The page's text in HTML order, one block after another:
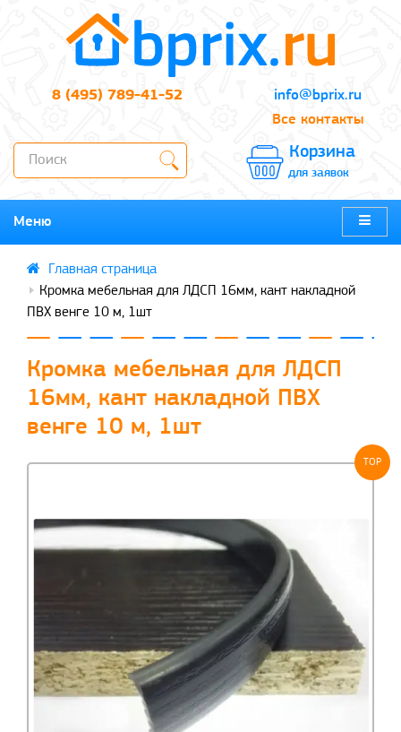
8 (495) 789-41-52
info@bprix.ru
Все контакты
Корзина
для заявок
Меню
Кромка мебельная для ЛДСП 16мм, кант накладной
ПВХ венге 10 м, 1шт
Кромка мебельная для ЛДСП
16мм, кант накладной ПВХ
венге 10 м, 1шт
TOP